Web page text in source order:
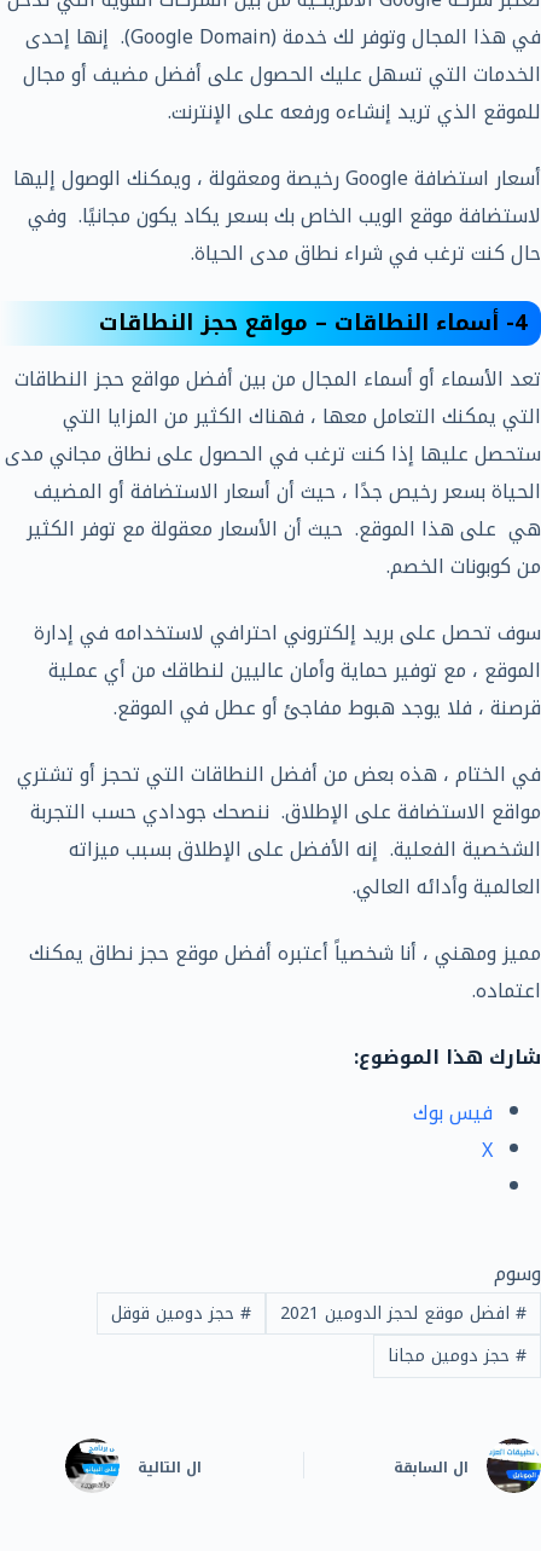
في هذا المجال وتوفر لك خدمة (Google Domain). إنها إحدى
الخدمات التي تسهل عليك الحصول على أفضل مضيف أو مجال
للموقع الذي تريد إنشاءه ورفعه على الإنترنت.
أسعار استضافة Google رخيصة ومعقولة ، ويمكنك الوصول إليها
لاستضافة موقع الويب الخاص بك بسعر يكاد يكون مجانيًا. وفي
حال كنت ترغب في شراء نطاق مدى الحياة.
4- أسماء النطاقات – مواقع حجز النطاقات
تعد الأسماء أو أسماء المجال من بين أفضل مواقع حجز النطاقات
التي يمكنك التعامل معها ، فهناك الكثير من المزايا التي
ستحصل عليها إذا كنت ترغب في الحصول على نطاق مجاني مدى
الحياة بسعر رخيص جدًا ، حيث أن أسعار الاستضافة أو المضيف
هي على هذا الموقع. حيث أن الأسعار معقولة مع توفر الكثير
من كوبونات الخصم.
سوف تحصل على بريد إلكتروني احترافي لاستخدامه في إدارة
الموقع ، مع توفير حماية وأمان عاليين لنطاقك من أي عملية
قرصنة ، فلا يوجد هبوط مفاجئ أو عطل في الموقع.
في الختام ، هذه بعض من أفضل النطاقات التي تحجز أو تشتري
مواقع الاستضافة على الإطلاق. ننصحك جودادي حسب التجربة
الشخصية الفعلية. إنه الأفضل على الإطلاق بسبب ميزاته
العالمية وأدائه العالي.
مميز ومهني ، أنا شخصياً أعتبره أفضل موقع حجز نطاق يمكنك
اعتماده.
شارك هذا الموضوع:
فيس بوك
X
وسوم
#افضل موقع لحجز الدومين 2021 #حجز دومين قوقل
#حجز دومين مجانا
ال السابقة ال التالية